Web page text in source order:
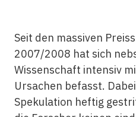
Seit den massiven
2007/2008 hat sich
Wissenschaft intensiv
Ursachen befasst.
Spekulation heftig